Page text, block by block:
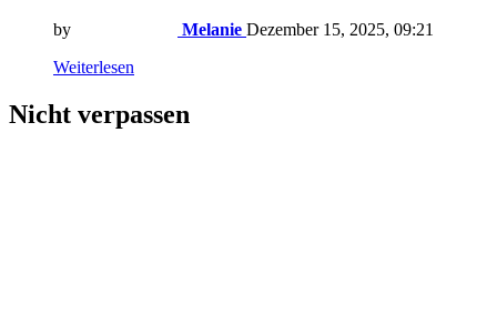
by Melanie Dezember 15, 2025, 09:21
Weiterlesen
Nicht verpassen